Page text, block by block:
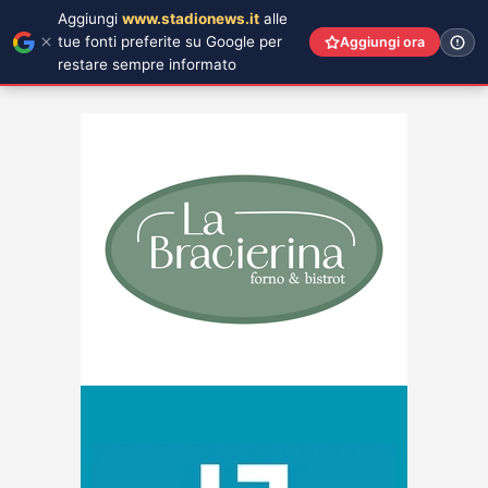
Aggiungi www.stadionews.it alle
tue fonti preferite su Google per
restare sempre informato
Aggiungi ora